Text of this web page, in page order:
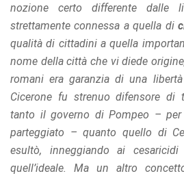
nozione certo differente dalle
strettamente connessa a quella di
qualità di cittadini a quella
nome della città che vi diede
romani era garanzia di una
Cicerone fu strenuo difensore di
tanto il governo di Pompeo –
parteggiato – quanto quello di
esultò, inneggiando ai
quell’ideale. Ma un altro